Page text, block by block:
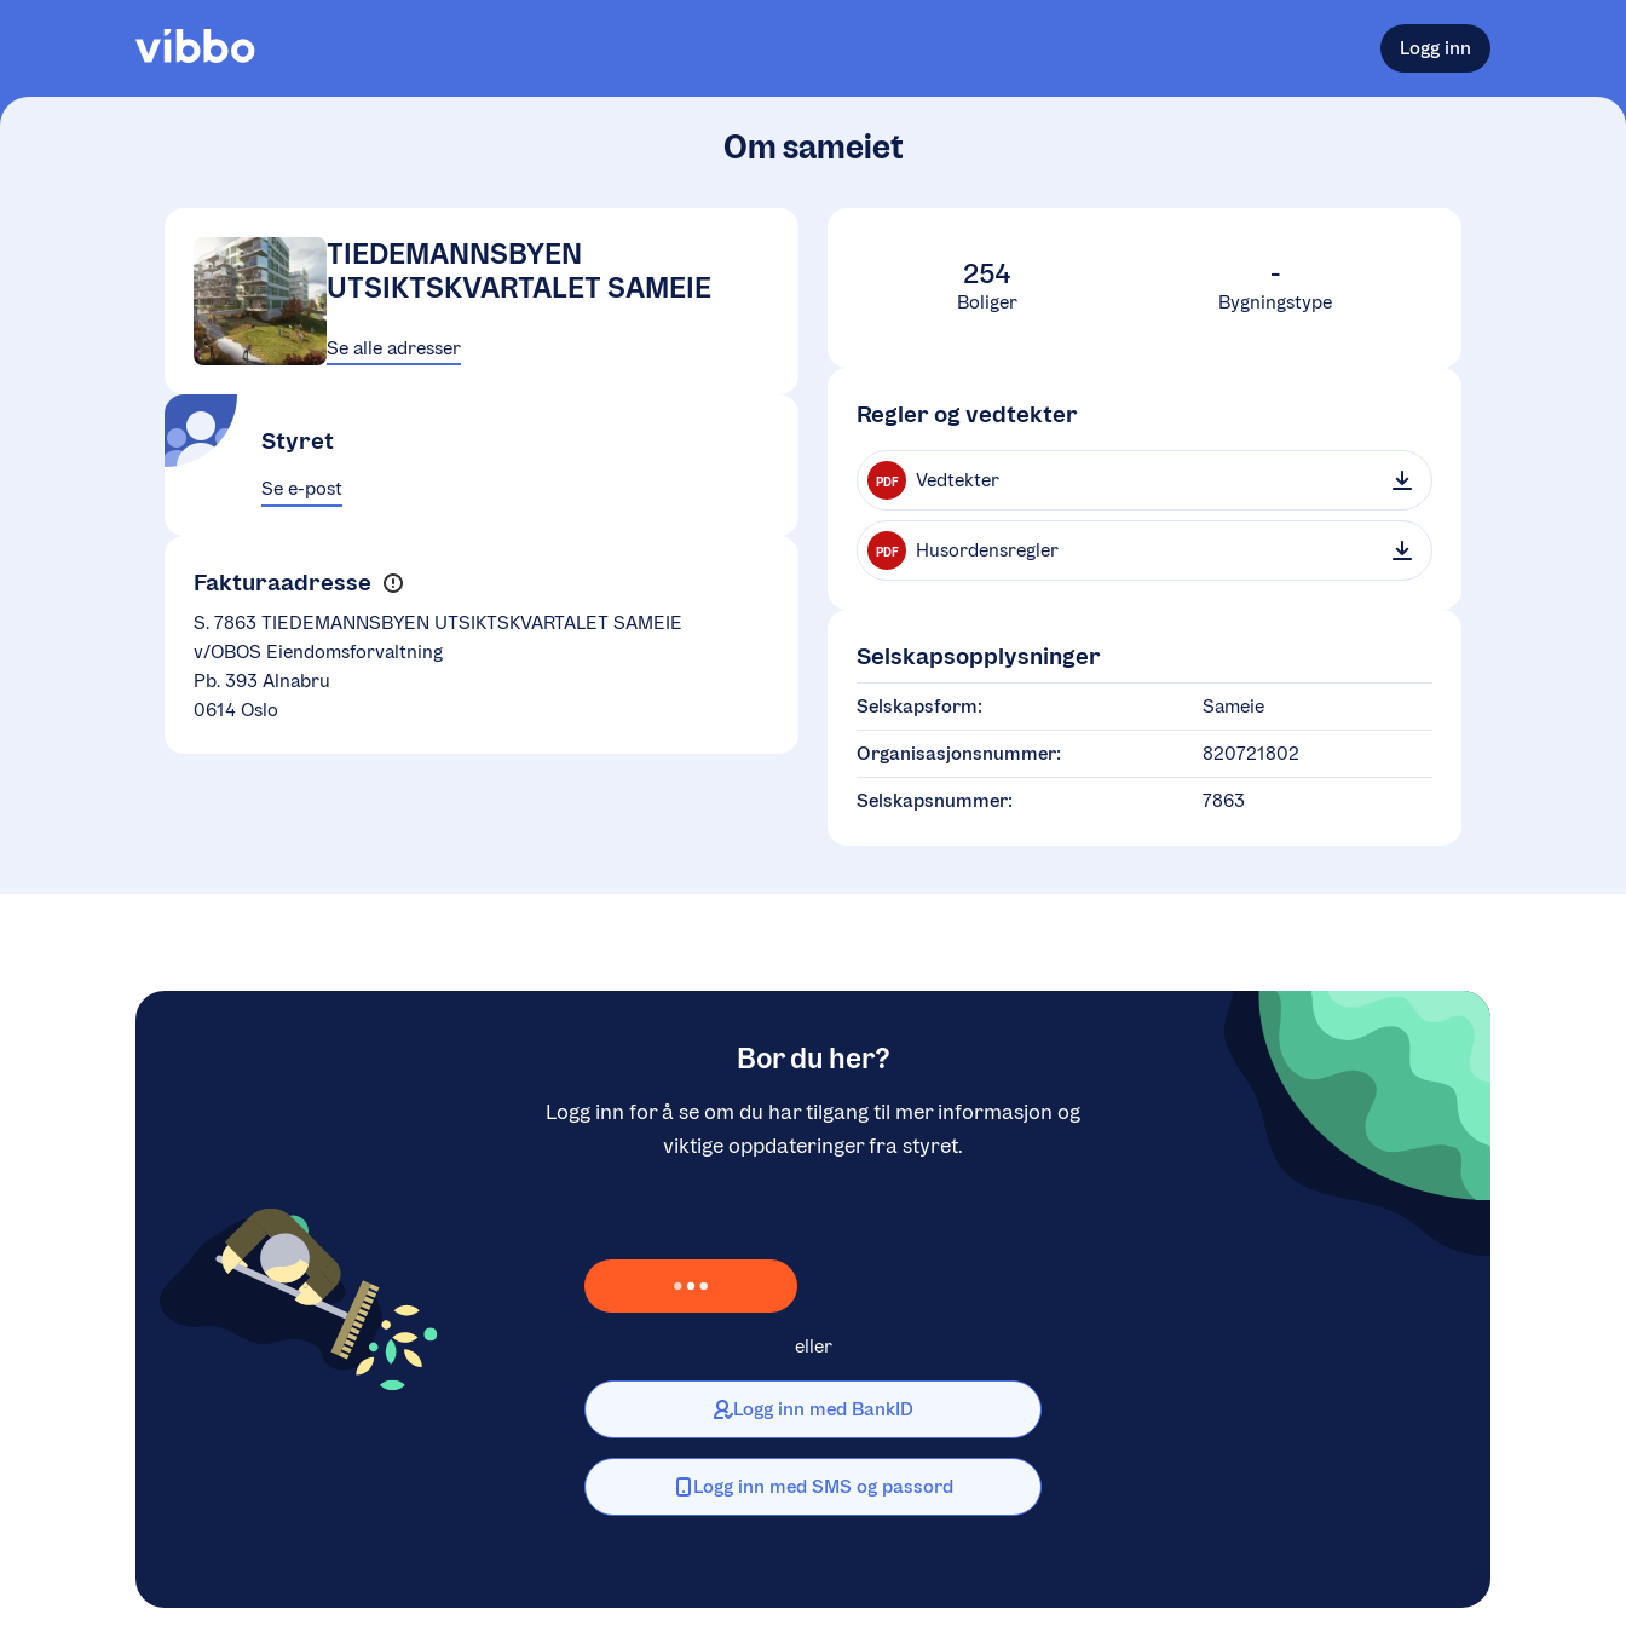
Logg inn
Om sameiet
TIEDEMANNSBYEN
UTSIKTSKVARTALET SAMEIE
Se alle adresser
Styret
Se e-post
Fakturaadresse
S. 7863 TIEDEMANNSBYEN UTSIKTSKVARTALET SAMEIE
v/OBOS Eiendomsforvaltning
Pb. 393 Alnabru
0614 Oslo
254
Boliger
-
Bygningstype
Regler og vedtekter
PDF Vedtekter
PDF Husordensregler
Selskapsopplysninger
Selskapsform: Sameie
Organisasjonsnummer: 820721802
Selskapsnummer: 7863
Bor du her?
Logg inn for å se om du har tilgang til mer informasjon og
viktige oppdateringer fra styret.
Laster inn Vipps …
eller
Logg inn med BankID
Logg inn med SMS og passord